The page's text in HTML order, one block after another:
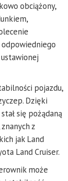
obciążony,
pojazdu,
Dzięki
się pożądaną
z
jak Land
Land Cruiser.
może